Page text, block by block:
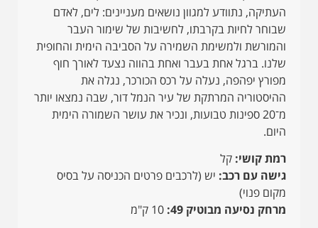
העתיקה, נתוודע למגוון נושאים מעניינים: לים, לאדם
שבוחר לחיות בקרבתו, לחשיבות של שימור העבר
והמורשת ולמשימת השמירה על הסביבה הימית והחופית
שלנו. ברגל אחת בעבר ואחת בהווה נצעד לאורך חוף
מפורץ יפהפה, נעלה על רכס הכורכר, נגלה את
ההיסטוריה המרתקת של עיר הנמל דור, שבה נמצאו יותר
מ־20 ספינות טבועות, ונכיר את עושר השמורה הימית
היום.
רמת קושי: קל
גישה עם רכב: יש (לרכבים פרטים הכניסה על בסיס
מקום פנוי)
מרחק נסיעה מבוטיק 49: